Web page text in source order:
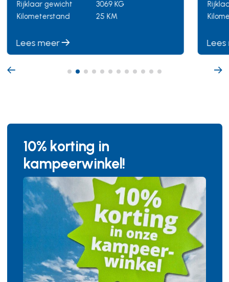
Rijklaar gewicht
3400 KG
Kilometerstand
25 KM
Lees meer
10% korting in
kampeerwinkel!